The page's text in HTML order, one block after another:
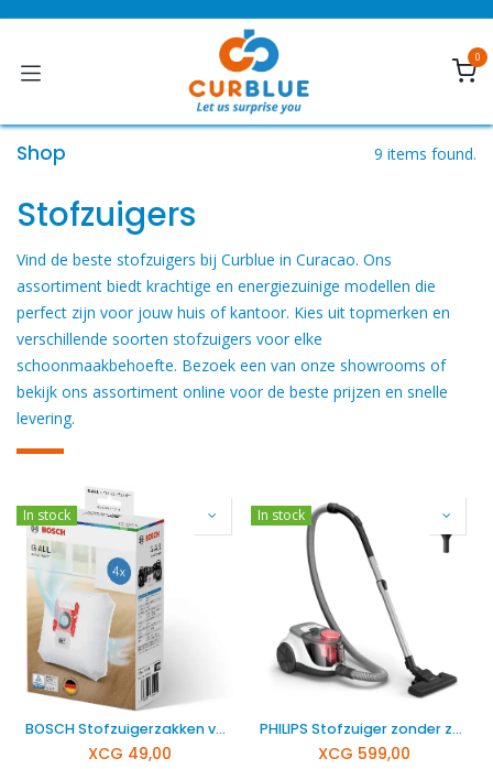
0
Shop 9 items found.
Stofzuigers
Vind de beste stofzuigers bij Curblue in Curacao. Ons
assortiment biedt krachtige en energiezuinige modellen die
perfect zijn voor jouw huis of kantoor. Kies uit topmerken en
verschillende soorten stofzuigers voor elke
schoonmaakbehoefte. Bezoek een van onze showrooms of
bekijk ons ​​assortiment online voor de beste prijzen en snelle
levering.
In stock
BOSCH Stofzuigerzakken voor stofzuigers Type G All 17003048
XCG 49,00
In stock
PHILIPS Stofzuiger zonder zak XB2142/09
XCG 599,00